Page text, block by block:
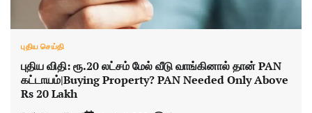
புதிய செய்தி
புதிய விதி: ரூ.20 லட்சம் மேல் வீடு வாங்கினால் தான் PAN
கட்டாயம்|Buying Property? PAN Needed Only Above
Rs 20 Lakh